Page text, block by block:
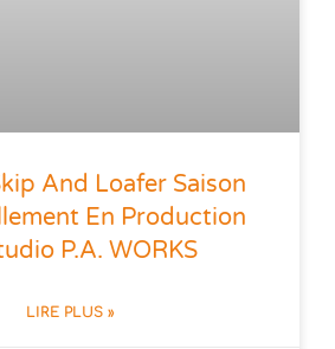
And Loafer Saison
En Production
P.A. WORKS
LIRE PLUS »